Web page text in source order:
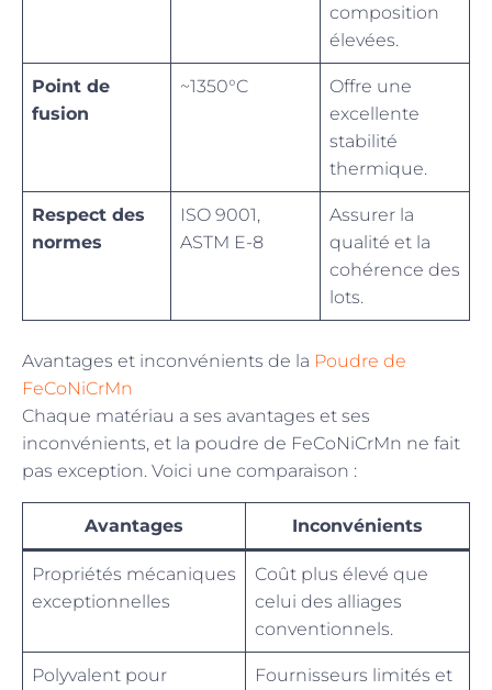
composition
élevées.
Point de
fusion
~1350°C
Offre une
excellente
stabilité
thermique.
Respect des
normes
ISO 9001,
ASTM E-8
Assurer la
qualité et la
cohérence des
lots.
Avantages et inconvénients de la Poudre de
FeCoNiCrMn
Chaque matériau a ses avantages et ses
inconvénients, et la poudre de FeCoNiCrMn ne fait
pas exception. Voici une comparaison :
Avantages Inconvénients
Propriétés mécaniques
exceptionnelles
Coût plus élevé que
celui des alliages
conventionnels.
Polyvalent pour
Fournisseurs limités et